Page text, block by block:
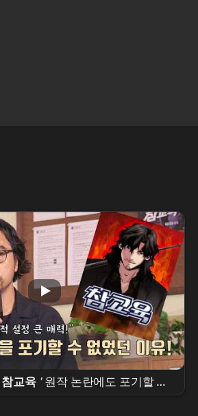
참교육 ’ 원작 논란에도 포기할 수
넷플릭스 [ 참교육 ] 제작발표회